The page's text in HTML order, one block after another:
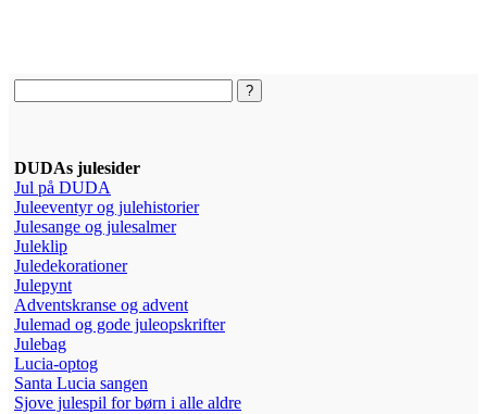
DUDAs julesider
Jul på DUDA
Juleeventyr og julehistorier
Julesange og julesalmer
Juleklip
Juledekorationer
Julepynt
Adventskranse og advent
Julemad og gode juleopskrifter
Julebag
Lucia-optog
Santa Lucia sangen
Sjove julespil for børn i alle aldre